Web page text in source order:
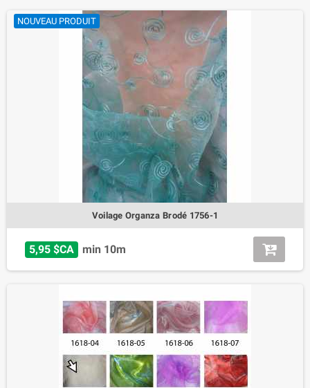
NOUVEAU PRODUIT
Voilage Organza Brodé 1756-1
5,95 $CA min 10m